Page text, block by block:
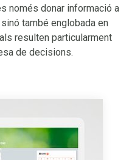
només donar informació a
també englobada en
resulten particularment
de decisions.